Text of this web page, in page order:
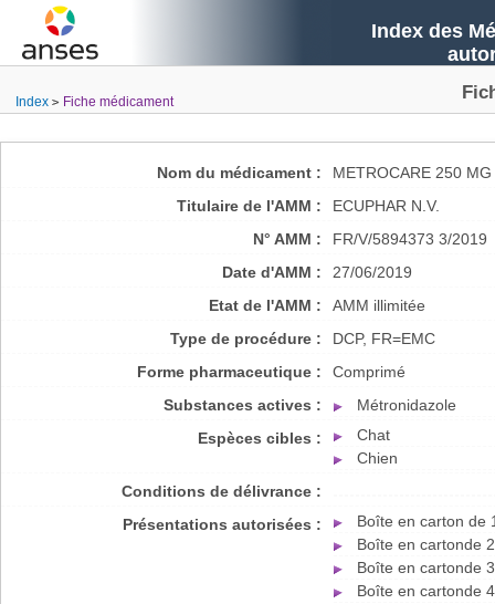
Index des
Index Fiche médicament
Nom du médicament :
METROCARE 250
Titulaire de l'AMM :
ECUPHAR N.V.
N° AMM :
FR/V/5894373 3/2019
Date d'AMM :
27/06/2019
Etat de l'AMM :
AMM illimitée
Type de procédure :
DCP, FR=EMC
Forme pharmaceutique :
Comprimé
Substances actives :
Métronidazole
Espèces cibles :
Chat
Chien
Conditions de délivrance :
Présentations autorisées :
Boîte en carton de
Boîte en cartonde
Boîte en cartonde
Boîte en cartonde